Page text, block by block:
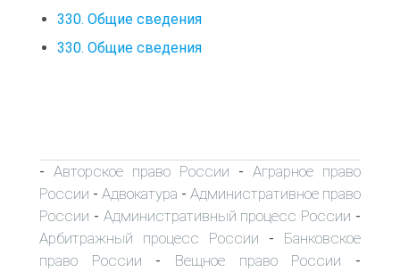
330. Общие сведения
330. Общие сведения
- Авторское право России - Аграрное право
России - Адвокатура - Административное право
России - Административный процесс России -
Арбитражный процесс России - Банковское
право России - Вещное право России -